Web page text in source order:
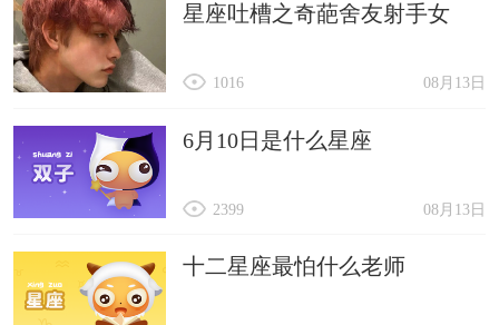
星座吐槽之奇葩舍友射手女
08月13日
1016
6月10日是什么星座
08月13日
2399
十二星座最怕什么老师